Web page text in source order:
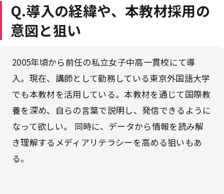
Q.導入の経緯や、本教材採用の
意図と狙い
2005年頃から前任の私立女子中高一貫校にて導
入。現在、講師として勤務している東京外国語大学
でも本教材を活用している。本教材を通じて国際教
養を深め、自らの言葉で説明し、発信できるように
なって欲しい。 同時に、データから情報を読み解
き理解するメディアリテラシーを高める狙いもあ
る。